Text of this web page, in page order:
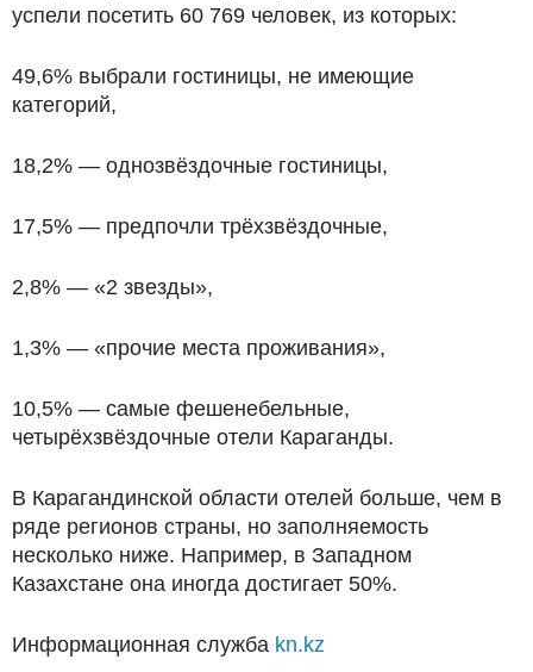
успели посетить 60 769 человек, из которых:
49,6% выбрали гостиницы, не имеющие
категорий,
18,2% — однозвёздочные гостиницы,
17,5% — предпочли трёхзвёздочные,
2,8% — «2 звезды»,
1,3% — «прочие места проживания»,
10,5% — самые фешенебельные,
четырёхзвёздочные отели Караганды.
В Карагандинской области отелей больше, чем в
ряде регионов страны, но заполняемость
несколько ниже. Например, в Западном
Казахстане она иногда достигает 50%.
Информационная служба kn.kz